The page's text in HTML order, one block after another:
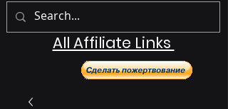
All Affiliate Links